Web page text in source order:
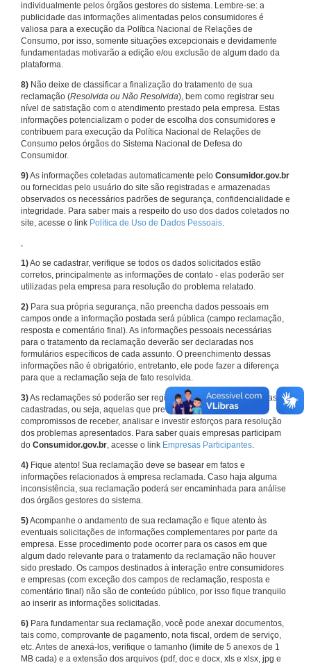
individualmente pelos órgãos gestores do sistema. Lembre-se: a
publicidade das informações alimentadas pelos consumidores é
valiosa para a execução da Política Nacional de Relações de
Consumo, por isso, somente situações excepcionais e devidamente
fundamentadas motivarão a edição e/ou exclusão de algum dado da
plataforma.
8) Não deixe de classificar a finalização do tratamento de sua
reclamação (Resolvida ou Não Resolvida), bem como registrar seu
nível de satisfação com o atendimento prestado pela empresa. Estas
informações potencializam o poder de escolha dos consumidores e
contribuem para execução da Política Nacional de Relações de
Consumo pelos órgãos do Sistema Nacional de Defesa do
Consumidor.
9)As informações coletadas automaticamente pelo Consumidor.gov.br
ou fornecidas pelo usuário do site são registradas e armazenadas
observados os necessários padrões de segurança, confidencialidade e
integridade. Para saber mais a respeito do uso dos dados coletados no
site, acesse o link Política de Uso de Dados Pessoais.
,
1)Ao se cadastrar, verifique se todos os dados solicitados estão
corretos, principalmente as informações de contato - elas poderão ser
utilizadas pela empresa para resolução do problema relatado.
2) Para sua própria segurança, não preencha dados pessoais em
campos onde a informação postada será pública (campo reclamação,
resposta e comentário final). As informações pessoais necessárias
para o tratamento da reclamação deverão ser declaradas nos
formulários específicos de cada assunto. O preenchimento dessas
informações não é obrigatório, entretanto, ele pode fazer a diferença
para que a reclamação seja de fato resolvida.
3)As reclamações só poderão ser registradas em face de empresas
cadastradas, ou seja, aquelas que previamente assumiram
compromissos de receber, analisar e investir esforços para resolução
dos problemas apresentados. Para saber quais empresas participam
do Consumidor.gov.br, acesse o link Empresas Participantes.
4) Fique atento! Sua reclamação deve se basear em fatos e
informações relacionados à empresa reclamada. Caso haja alguma
inconsistência, sua reclamação poderá ser encaminhada para análise
dos órgãos gestores do sistema.
5)Acompanhe o andamento de sua reclamação e fique atento às
eventuais solicitações de informações complementares por parte da
empresa. Esse procedimento pode ocorrer para os casos em que
algum dado relevante para o tratamento da reclamação não houver
sido prestado. Os campos destinados à interação entre consumidores
e empresas (com exceção dos campos de reclamação, resposta e
comentário final) não são de conteúdo público, por isso fique tranquilo
ao inserir as informações solicitadas.
6) Para fundamentar sua reclamação, você pode anexar documentos,
tais como, comprovante de pagamento, nota fiscal, ordem de serviço,
etc. Antes de anexá-los, verifique o tamanho (limite de 5 anexos de 1
MB cada) e a extensão dos arquivos (pdf, doc e docx, xls e xlsx, jpg e